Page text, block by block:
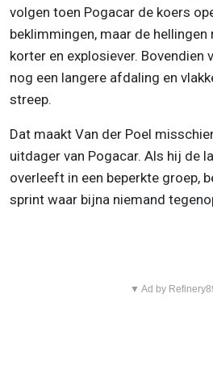
volgen toen Pogacar de koers
beklimmingen, maar de
korter en explosiever. Bovendien
nog een langere afdaling en
streep.
Dat maakt Van der Poel
uitdager van Pogacar. Als hij de
overleeft in een beperkte groep,
sprint waar bijna niemand
▼ Ad by